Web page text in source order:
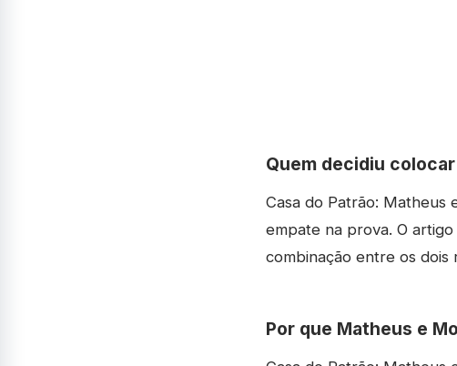
Quem decidiu
Casa do Patrão: Matheus
empate na prova. O
combinação entre os dois
Por que Matheus e